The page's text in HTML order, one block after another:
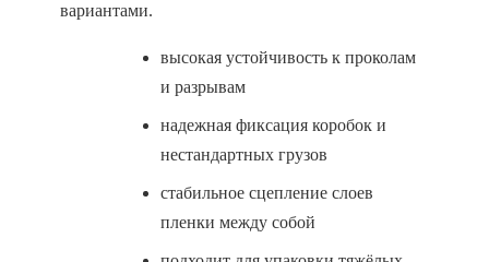
вариантами.
высокая устойчивость к проколам
и разрывам
надежная фиксация коробок и
нестандартных грузов
стабильное сцепление слоев
пленки между собой